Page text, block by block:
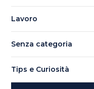
Lavoro
Senza categoria
Tips e Curiosità